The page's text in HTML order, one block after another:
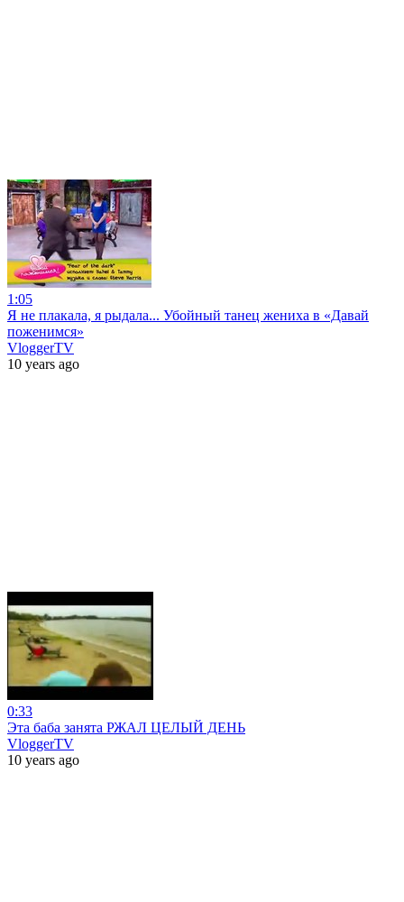
1:05
Я не плакала, я рыдала... Убойный танец жениха в «Давай
поженимся»
VloggerTV
10 years ago
0:33
Эта баба занята РЖАЛ ЦЕЛЫЙ ДЕНЬ
VloggerTV
10 years ago